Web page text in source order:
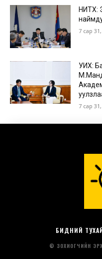
НИТХ:
7 сар
УИХ:
7 сар
БИДНИЙ
© ЗОХИОГЧИЙН